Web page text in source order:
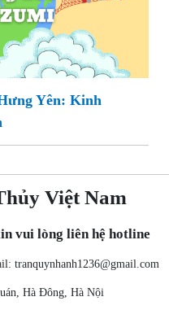
Yên: Kinh
Việt Nam
vui lòng liên hệ hotline
tranquynhanh1236@gmail.com
Hà Đông, Hà Nội